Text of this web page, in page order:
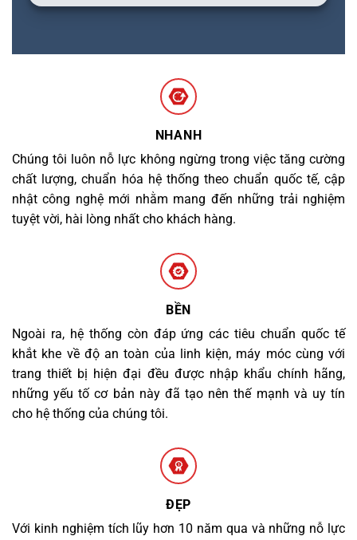
NHANH
Chúng tôi luôn nỗ lực không ngừng trong việc tăng cường
chất lượng, chuẩn hóa hệ thống theo chuẩn quốc tế, cập
nhật công nghệ mới nhằm mang đến những trải nghiệm
tuyệt vời, hài lòng nhất cho khách hàng.
BỀN
Ngoài ra, hệ thống còn đáp ứng các tiêu chuẩn quốc tế
khắt khe về độ an toàn của linh kiện, máy móc cùng với
trang thiết bị hiện đại đều được nhập khẩu chính hãng,
những yếu tố cơ bản này đã tạo nên thế mạnh và uy tín
cho hệ thống của chúng tôi.
ĐẸP
Với kinh nghiệm tích lũy hơn 10 năm qua và những nỗ lực